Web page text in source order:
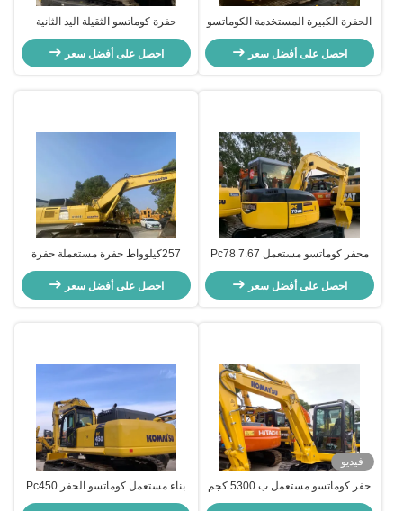
الحفرة الكبيرة المستخدمة الكوماتسو
الهيدروليكية نوع الكوماتسو PC 130
احصل على أفضل سعر
حفرة كوماتسو الثقيلة اليد الثانية
PC450
احصل على أفضل سعر
محفر كوماتسو مستعمل Pc78 7.67
طن محفر الزحف اليد الثانية للبناء
احصل على أفضل سعر
257كيلوواط حفرة مستعملة حفرة
كوماتسو PC400-8R للعمل على
نطاق واسع
احصل على أفضل سعر
فيديو
حفر كوماتسو مستعمل ب 5300 كجم
الوزن العامل 0.055 - 0.22m3 سعة
بناء مستعمل كوماتسو الحفر Pc450
الحفرة الزحفية المصغرة يد ثانية